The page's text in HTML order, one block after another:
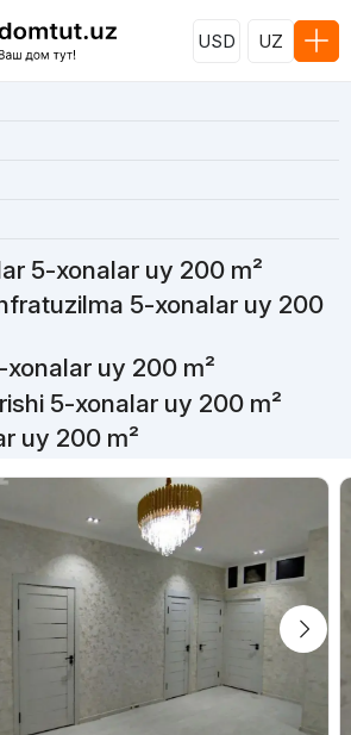
USD UZ
5-xonalar uy 200 m²
5-xonalar uy 200
uy 200 m²
5-xonalar uy 200 m²
uy 200 m²